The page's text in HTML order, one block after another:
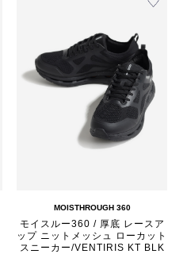
MOISTHROUGH 360
モイスルー360 / 厚底 レースア
ップ ニットメッシュ ローカット
スニーカー/VENTIRIS KT BLK